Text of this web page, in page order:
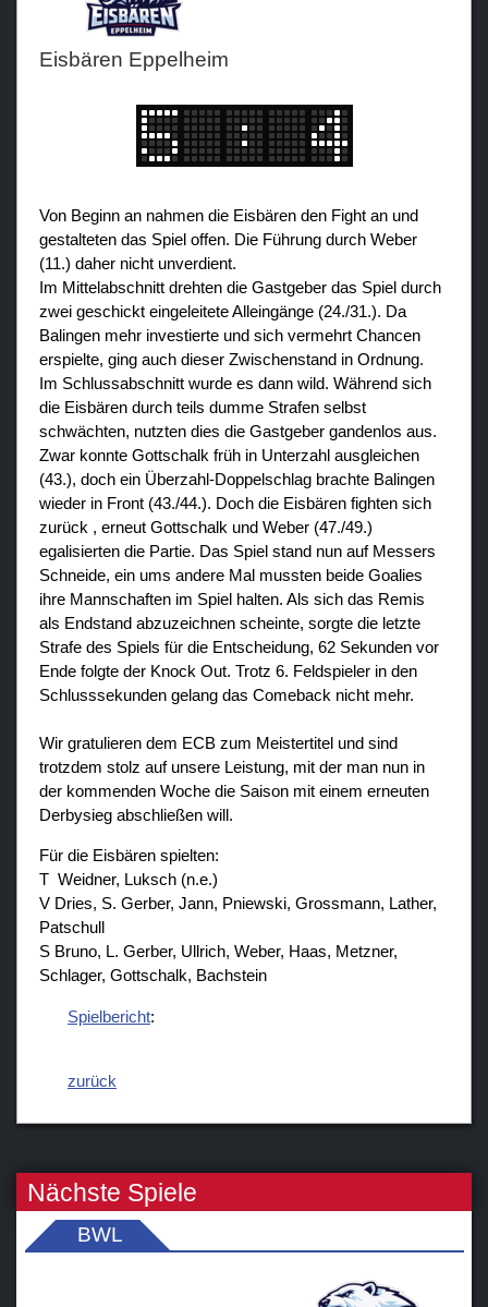
Fanzone
Eisbären Eppelheim
Von Beginn an nahmen die Eisbären den Fight an und
gestalteten das Spiel offen. Die Führung durch Weber
(11.) daher nicht unverdient.
Im Mittelabschnitt drehten die Gastgeber das Spiel durch
zwei geschickt eingeleitete Alleingänge (24./31.). Da
Balingen mehr investierte und sich vermehrt Chancen
erspielte, ging auch dieser Zwischenstand in Ordnung.
Im Schlussabschnitt wurde es dann wild. Während sich
die Eisbären durch teils dumme Strafen selbst
schwächten, nutzten dies die Gastgeber gandenlos aus.
Zwar konnte Gottschalk früh in Unterzahl ausgleichen
(43.), doch ein Überzahl-Doppelschlag brachte Balingen
wieder in Front (43./44.). Doch die Eisbären fighten sich
zurück , erneut Gottschalk und Weber (47./49.)
egalisierten die Partie. Das Spiel stand nun auf Messers
Schneide, ein ums andere Mal mussten beide Goalies
ihre Mannschaften im Spiel halten. Als sich das Remis
als Endstand abzuzeichnen scheinte, sorgte die letzte
Strafe des Spiels für die Entscheidung, 62 Sekunden vor
Ende folgte der Knock Out. Trotz 6. Feldspieler in den
Schlusssekunden gelang das Comeback nicht mehr.
Wir gratulieren dem ECB zum Meistertitel und sind
trotzdem stolz auf unsere Leistung, mit der man nun in
der kommenden Woche die Saison mit einem erneuten
Derbysieg abschließen will.
Für die Eisbären spielten:
T Weidner, Luksch (n.e.)
V Dries, S. Gerber, Jann, Pniewski, Grossmann, Lather,
Patschull
S Bruno, L. Gerber, Ullrich, Weber, Haas, Metzner,
Schlager, Gottschalk, Bachstein
Spielbericht:
zurück
Nächste Spiele
BWL